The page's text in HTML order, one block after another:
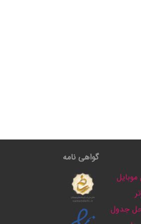
حل جدول
گواهی نامه